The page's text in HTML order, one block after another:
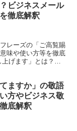
ビジネスメール
徹底解釈
レーズの「ご高覧賜
味や使い方等を徹底
げます」とは？
ますか」の敬語
方やビジネス敬
底解釈